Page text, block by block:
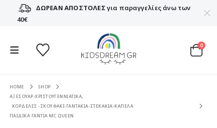
ΔΩΡΕΑΝ ΑΠΟΣΤΟΛΕΣγια παραγγελίες άνω των
40€
0
HOME
SHOP
ΑΞΕΣΟΥΑΡ-ΧΡΙΣΤΟΥΓΕΝΝΙΑΤΙΚΑ,
ΚΟΡΔΕΛΕΣ -ΣΚΟΥΦΑΚΙ-ΓΑΝΤΑΚΙΑ-ΣΤΕΚΑΚΙΑ-ΚΑΠΕΛΑ
ΠΑΙΔΙΚΑ ΓΑΝΤΙΑ MC QUEEN